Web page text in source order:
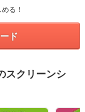
る！
ド
スクリーンシ